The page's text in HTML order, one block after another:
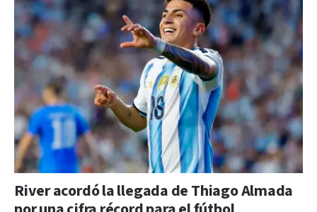
River acordó la llegada de Thiago Almada